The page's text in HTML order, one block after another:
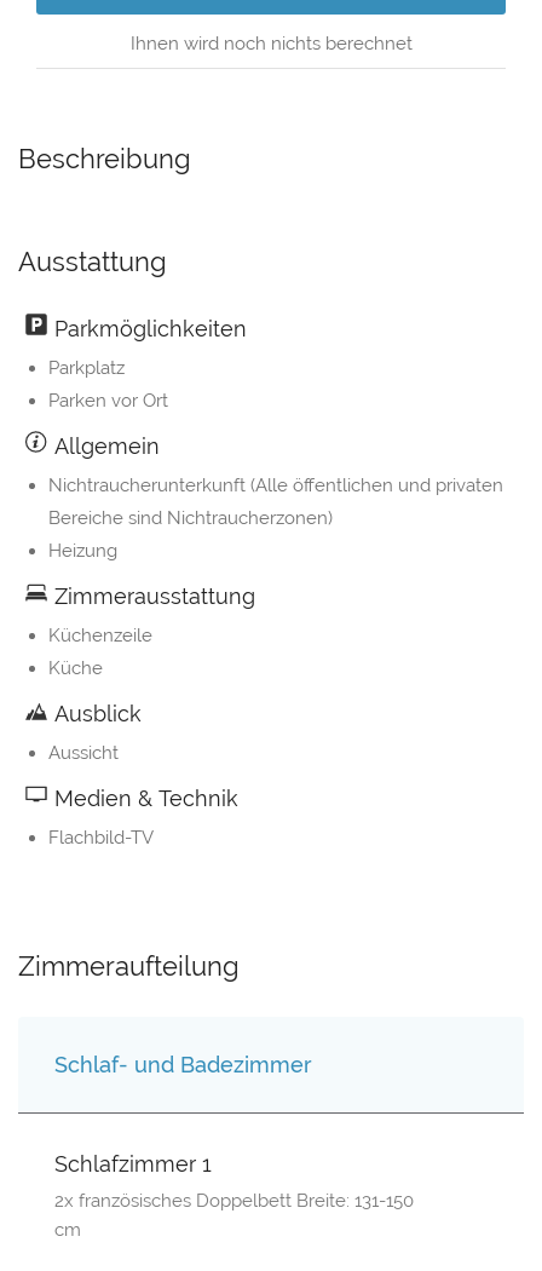
Ihnen wird noch nichts berechnet
Beschreibung
Ausstattung
Parkmöglichkeiten
Parkplatz
Parken vor Ort
Allgemein
Nichtraucherunterkunft (Alle öffentlichen und privaten
Bereiche sind Nichtraucherzonen)
Heizung
Zimmerausstattung
Küchenzeile
Küche
Ausblick
Aussicht
Medien & Technik
Flachbild-TV
Zimmeraufteilung
Schlaf- und Badezimmer
Schlafzimmer 1
2x französisches Doppelbett Breite: 131-150
cm